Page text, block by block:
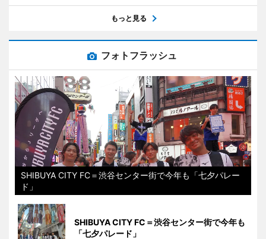
もっと見る
フォトフラッシュ
SHIBUYA CITY FC＝渋谷センター街で今年も「七夕パレー
ド」
SHIBUYA CITY FC＝渋谷センター街で今年も
「七夕パレード」